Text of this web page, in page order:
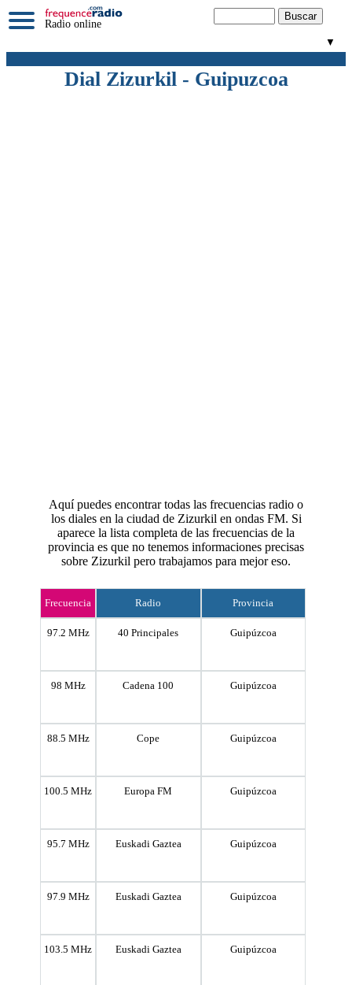
Radio online
▼
Dial Zizurkil - Guipuzcoa
Aquí puedes encontrar todas las frecuencias radio o
los diales en la ciudad de Zizurkil en ondas FM. Si
aparece la lista completa de las frecuencias de la
provincia es que no tenemos informaciones precisas
sobre Zizurkil pero trabajamos para mejor eso.
Frecuencia Radio Provincia
97.2 MHz 40 Principales Guipúzcoa
98 MHz Cadena 100 Guipúzcoa
88.5 MHz Cope Guipúzcoa
100.5 MHz Europa FM Guipúzcoa
95.7 MHz Euskadi Gaztea Guipúzcoa
97.9 MHz Euskadi Gaztea Guipúzcoa
103.5 MHz Euskadi Gaztea Guipúzcoa